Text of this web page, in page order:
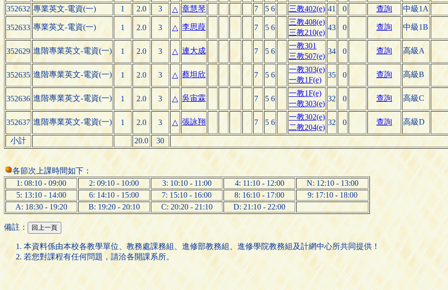
352632 專業英文-電資(一) 1 2.0 3 △ 章慧琴 7 5 6 三教402(e) 41 0 查詢 中級1A
352633 專業英文-電資(一) 1 2.0 3 △ 李思葭 7 5 6
三教408(e)
三教210(e)
43 0 查詢 中級1B
352629 進階專業英文-電資(一) 1 2.0 3 △ 連大成 7 5 6
一教301
三教507(e)
34 0 查詢 高級A
352635 進階專業英文-電資(一) 1 2.0 3 △ 蔡坦欣 7 5 6
一教303(e)
一教1F(e)
35 0 查詢 高級B
352636 進階專業英文-電資(一) 1 2.0 3 △ 吳宙霖 7 5 6
一教1F(e)
一教303(e)
32 0 查詢 高級C
352637 進階專業英文-電資(一) 1 2.0 3 △ 張詠翔 7 5 6
一教302(e)
二教204(e)
32 0 查詢 高級D
小計 20.0 30
各節次上課時間如下：
1: 08:10 - 09:00
2: 09:10 - 10:00 3: 10:10 - 11:00 4: 11:10 - 12:00
N: 12:10 - 13:00
5: 13:10 - 14:00
6: 14:10 - 15:00 7: 15:10 - 16:00 8: 16:10 - 17:00
9: 17:10 - 18:00
A: 18:30 - 19:20
B: 19:20 - 20:10 C: 20:20 - 21:10 D: 21:10 - 22:00
備註：
本資料係由本校各教學單位、教務處課務組、進修部教務組、進修學院教務組及計網中心所共同提供！
若您對課程有任何問題，請洽各開課系所。